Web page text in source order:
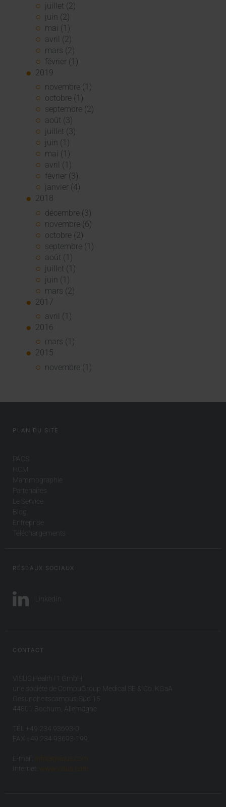
juillet (2)
juin (2)
mai (1)
avril (2)
mars (2)
février (1)
2019
novembre (1)
octobre (1)
septembre (2)
août (3)
juillet (3)
juin (1)
mai (1)
avril (1)
février (3)
janvier (4)
2018
décembre (3)
novembre (6)
octobre (2)
septembre (1)
août (1)
juillet (1)
juin (1)
mars (2)
2017
avril (1)
2016
mars (1)
2015
novembre (1)
PLAN DU SITE
PACS
HCM
Mammographie
Partenaires
Le Service
Blog
Entreprise
Téléchargements
RÉSEAUX SOCIAUX
LinkedIn
CONTACT
VISUS Health IT GmbH
une société de CompuGroup Medical SE & Co. KGaA
Gesundheitscampus-Süd 15
44801 Bochum, Allemagne
TÉL +49 234 93693-0
FAX +49 234 93693-199
E-mail:
info(at)visus.com
Internet:
www.visus.com